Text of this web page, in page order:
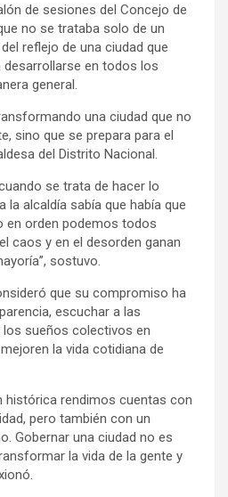
de sesiones del Concejo de
no se trataba solo de un
reflejo de una ciudad que
desarrollarse en todos los
general.
una ciudad que no
sino que se prepara para el
del Distrito Nacional.
se trata de hacer lo
la alcaldía sabía que había que
en orden podemos todos
caos y en el desorden ganan
sostuvo.
que su compromiso ha
escuchar a las
sueños colectivos en
la vida cotidiana de
histórica rendimos cuentas con
pero también con un
Gobernar una ciudad no es
la vida de la gente y